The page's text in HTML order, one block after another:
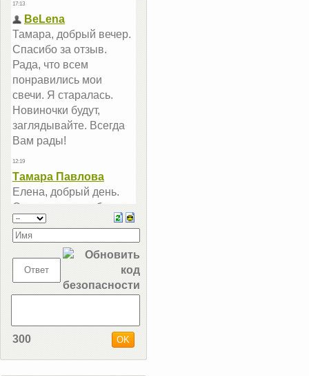
300